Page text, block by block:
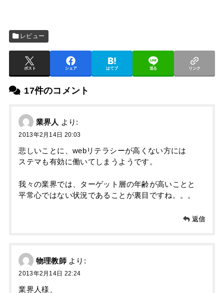
レビュー
ポスト シェア はてブ 送る リンク
17件のコメント
業界人 より:
2013年2月14日 20:03
悲しいことに、webリテラシーが高くない方には
ステマも有効に働いてしまうようです。
我々の業界では、ターゲット層の年齢が高いことと
平常心ではない状況であることが裏目ですね。。。
返信
物理教師 より:
2013年2月14日 22:24
業界人様、